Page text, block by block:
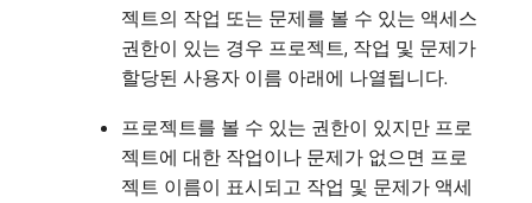
젝트의 작업 또는 문제를 볼 수 있는 액세스
권한이 있는 경우 프로젝트, 작업 및 문제가
할당된 사용자 이름 아래에 나열됩니다.
프로젝트를 볼 수 있는 권한이 있지만 프로
젝트에 대한 작업이나 문제가 없으면 프로
젝트 이름이 표시되고 작업 및 문제가 액세